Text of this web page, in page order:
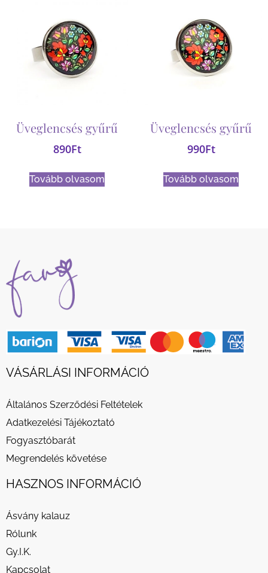
Üveglencsés gyűrű
890Ft
Tovább olvasom
Üveglencsés gyűrű
990Ft
Tovább olvasom
VÁSÁRLÁSI INFORMÁCIÓ
Általános Szerződési Feltételek
Adatkezelési Tájékoztató
Fogyasztóbarát
Megrendelés követése
HASZNOS INFORMÁCIÓ
Ásvány kalauz
Rólunk
Gy.I.K.
Kapcsolat